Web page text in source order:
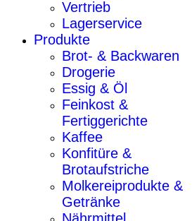
Vertrieb
Lagerservice
Produkte
Brot- & Backwaren
Drogerie
Essig & Öl
Feinkost &
Fertiggerichte
Kaffee
Konfitüre &
Brotaufstriche
Molkereiprodukte &
Getränke